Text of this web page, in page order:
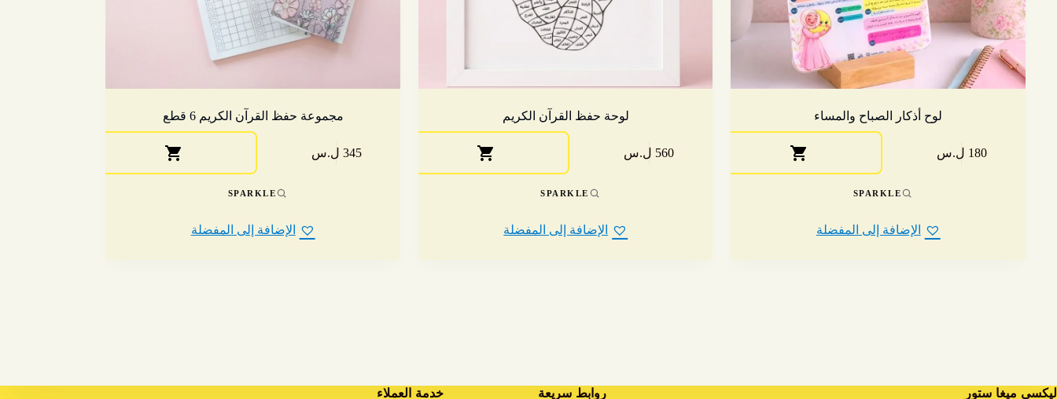
لوح أذكار الصباح والمساء
180 ل.س
SPARKLE
الإضافة إلى المفضلة
لوحة حفظ القرآن الكريم
560 ل.س
SPARKLE
الإضافة إلى المفضلة
مجموعة حفظ القرآن الكريم 6 قطع
345 ل.س
SPARKLE
الإضافة إلى المفضلة
ليكسي ميغا ستور روابط سريعة خدمة العملاء